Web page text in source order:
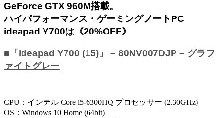
GeForce GTX 960M搭載。
ハイパフォーマンス・ゲーミングノートPC
ideapad Y700は《20%OFF》
■「ideapad Y700 (15)」 – 80NV007DJP – グラフ
ァイトグレー
CPU：インテル Core i5-6300HQ プロセッサー (2.30GHz)
OS：Windows 10 Home (64bit)